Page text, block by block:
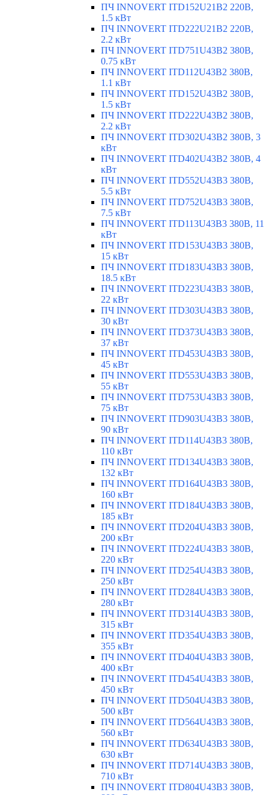
ПЧ INNOVERT ITD152U21B2 220В,
1.5 кВт
ПЧ INNOVERT ITD222U21B2 220В,
2.2 кВт
ПЧ INNOVERT ITD751U43B2 380В,
0.75 кВт
ПЧ INNOVERT ITD112U43B2 380В,
1.1 кВт
ПЧ INNOVERT ITD152U43B2 380В,
1.5 кВт
ПЧ INNOVERT ITD222U43B2 380В,
2.2 кВт
ПЧ INNOVERT ITD302U43B2 380В, 3
кВт
ПЧ INNOVERT ITD402U43B2 380В, 4
кВт
ПЧ INNOVERT ITD552U43B3 380В,
5.5 кВт
ПЧ INNOVERT ITD752U43B3 380В,
7.5 кВт
ПЧ INNOVERT ITD113U43B3 380В, 11
кВт
ПЧ INNOVERT ITD153U43B3 380В,
15 кВт
ПЧ INNOVERT ITD183U43B3 380В,
18.5 кВт
ПЧ INNOVERT ITD223U43B3 380В,
22 кВт
ПЧ INNOVERT ITD303U43B3 380В,
30 кВт
ПЧ INNOVERT ITD373U43B3 380В,
37 кВт
ПЧ INNOVERT ITD453U43B3 380В,
45 кВт
ПЧ INNOVERT ITD553U43B3 380В,
55 кВт
ПЧ INNOVERT ITD753U43B3 380В,
75 кВт
ПЧ INNOVERT ITD903U43B3 380В,
90 кВт
ПЧ INNOVERT ITD114U43B3 380В,
110 кВт
ПЧ INNOVERT ITD134U43B3 380В,
132 кВт
ПЧ INNOVERT ITD164U43B3 380В,
160 кВт
ПЧ INNOVERT ITD184U43B3 380В,
185 кВт
ПЧ INNOVERT ITD204U43B3 380В,
200 кВт
ПЧ INNOVERT ITD224U43B3 380В,
220 кВт
ПЧ INNOVERT ITD254U43B3 380В,
250 кВт
ПЧ INNOVERT ITD284U43B3 380В,
280 кВт
ПЧ INNOVERT ITD314U43B3 380В,
315 кВт
ПЧ INNOVERT ITD354U43B3 380В,
355 кВт
ПЧ INNOVERT ITD404U43B3 380В,
400 кВт
ПЧ INNOVERT ITD454U43B3 380В,
450 кВт
ПЧ INNOVERT ITD504U43B3 380В,
500 кВт
ПЧ INNOVERT ITD564U43B3 380В,
560 кВт
ПЧ INNOVERT ITD634U43B3 380В,
630 кВт
ПЧ INNOVERT ITD714U43B3 380В,
710 кВт
ПЧ INNOVERT ITD804U43B3 380В,